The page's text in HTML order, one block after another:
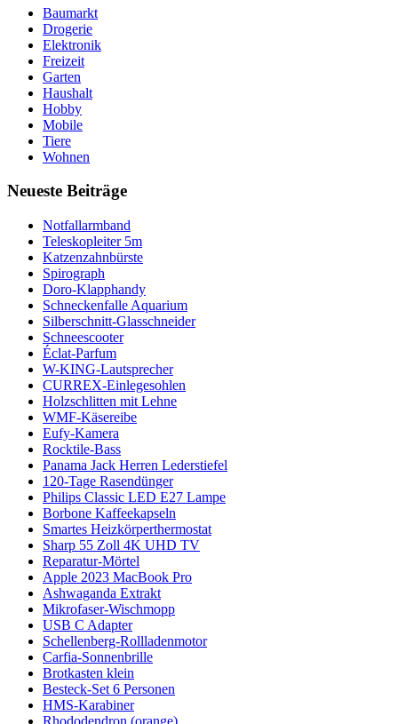
Baumarkt
Drogerie
Elektronik
Freizeit
Garten
Haushalt
Hobby
Mobile
Tiere
Wohnen
Neueste Beiträge
Notfallarmband
Teleskopleiter 5m
Katzenzahnbürste
Spirograph
Doro-Klapphandy
Schneckenfalle Aquarium
Silberschnitt-Glasschneider
Schneescooter
Éclat-Parfum
W-KING-Lautsprecher
CURREX-Einlegesohlen
Holzschlitten mit Lehne
WMF-Käsereibe
Eufy-Kamera
Rocktile-Bass
Panama Jack Herren Lederstiefel
120-Tage Rasendünger
Philips Classic LED E27 Lampe
Borbone Kaffeekapseln
Smartes Heizkörperthermostat
Sharp 55 Zoll 4K UHD TV
Reparatur-Mörtel
Apple 2023 MacBook Pro
Ashwaganda Extrakt
Mikrofaser-Wischmopp
USB C Adapter
Schellenberg-Rollladenmotor
Carfia-Sonnenbrille
Brotkasten klein
Besteck-Set 6 Personen
HMS-Karabiner